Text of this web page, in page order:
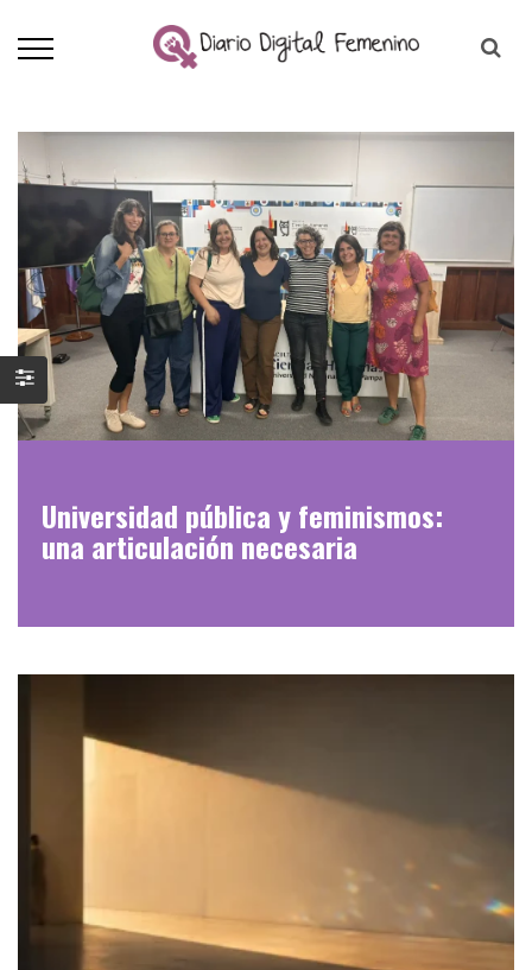
Universidad pública y feminismos:
una articulación necesaria